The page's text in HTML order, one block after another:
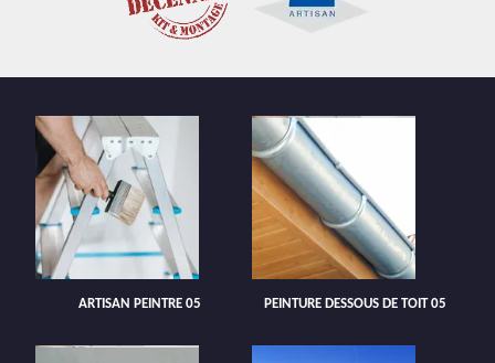
ARTISAN PEINTRE 05 PEINTURE DESSOUS DE TOIT 05